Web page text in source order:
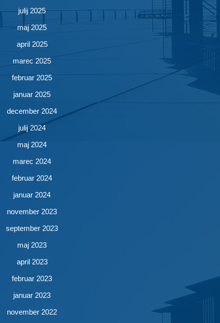
julij 2025
maj 2025
april 2025
marec 2025
februar 2025
januar 2025
december 2024
julij 2024
maj 2024
marec 2024
februar 2024
januar 2024
november 2023
september 2023
maj 2023
april 2023
februar 2023
januar 2023
november 2022